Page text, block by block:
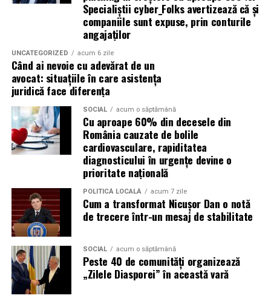
pentru atmosferă. Și pleci, cel mai probabil, cu o
lumânare parfumată, un gel de mâini sau poate chiar un
odorizant pentru mașină. Pentru că, odată ce ai
experimentat calitatea, e greu să te mai întorci la
variantele de supermarket.
Ce poți descoperi aici:
Lumânări parfumate turnate manual – fiecare cu
personalitatea ei, de la note lemnoase și calde,
până la arome proaspete și citrice
Ceară parfumată – pentru serile în care vrei doar să
încingi un aromatizator și să lași parfumul să te
învăluie
Geluri de duș, de mâini și de corp – pentru acele
momente de răsfăț zilnic
Hand body lotion – hidratare și parfum, într-un
singur gest
Odorizante – pentru casă sau mașină, care chiar
Specialiștii cyber_Folks avertizează că și
companiile sunt expuse, prin conturile
angajaților
UNCATEGORIZED acum 6 zile
Când ai nevoie cu adevărat de un
avocat: situațiile în care asistența
juridică face diferența
SOCIAL acum o săptămână
Cu aproape 60% din decesele din
România cauzate de bolile
cardiovasculare, rapiditatea
diagnosticului în urgențe devine o
prioritate națională
POLITICĂ LOCALĂ acum 7 zile
Cum a transformat Nicușor Dan o notă
de trecere într-un mesaj de stabilitate
SOCIAL acum o săptămână
Peste 40 de comunități organizează
„Zilele Diasporei” în această vară